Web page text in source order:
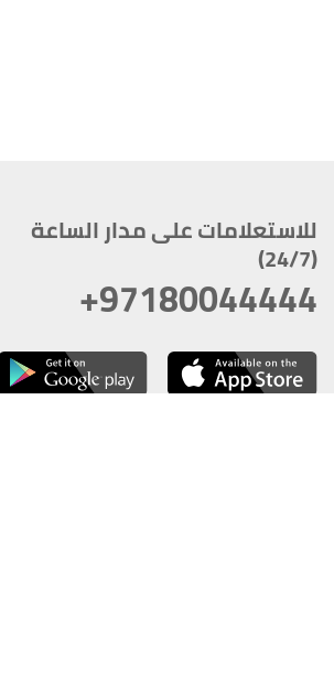
للاستعلامات على مدار الساعة
(24/7)
+97180044444